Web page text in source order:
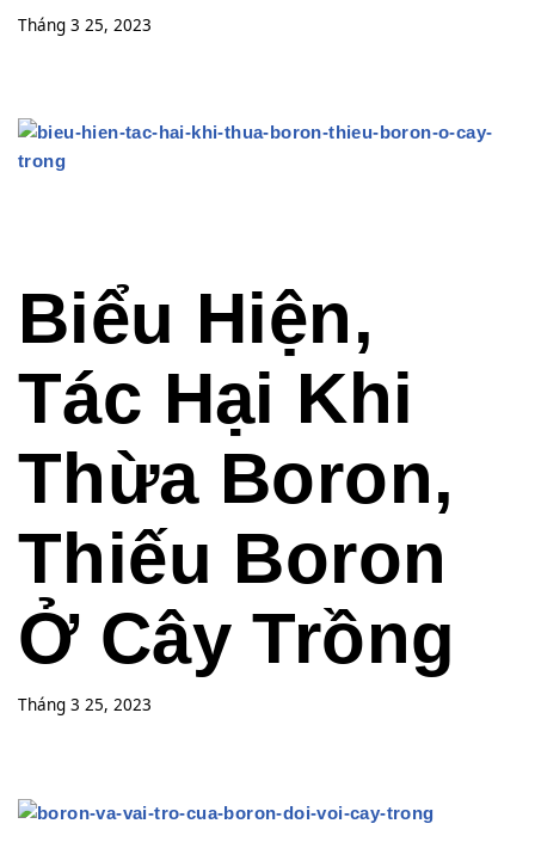
Tháng 3 25, 2023
Biểu Hiện,
Tác Hại Khi
Thừa Boron,
Thiếu Boron
Ở Cây Trồng
Tháng 3 25, 2023